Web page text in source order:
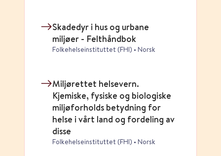
Skadedyr i hus og urbane
miljøer - Felthåndbok
Folkehelseinstituttet (FHI) • Norsk
Miljørettet helsevern.
Kjemiske, fysiske og biologiske
miljøforholds betydning for
helse i vårt land og fordeling av
disse
Folkehelseinstituttet (FHI) • Norsk